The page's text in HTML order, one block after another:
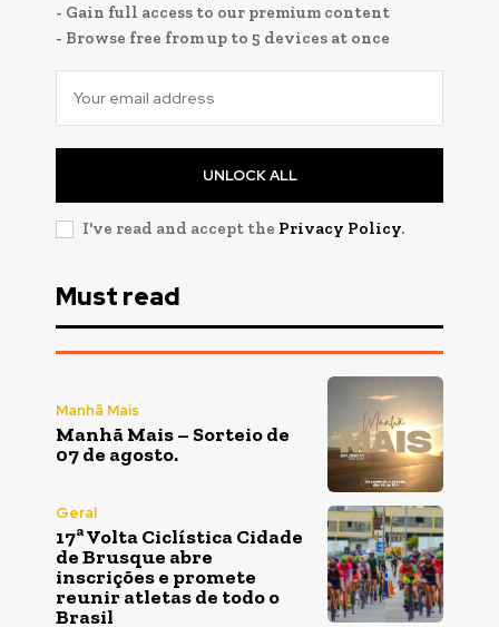
- Gain full access to our premium content
- Browse free from up to 5 devices at once
UNLOCK ALL
I've read and accept the Privacy Policy.
Must read
Manhã Mais
Manhã Mais – Sorteio de
07 de agosto.
Geral
17ª Volta Ciclística Cidade
de Brusque abre
inscrições e promete
reunir atletas de todo o
Brasil